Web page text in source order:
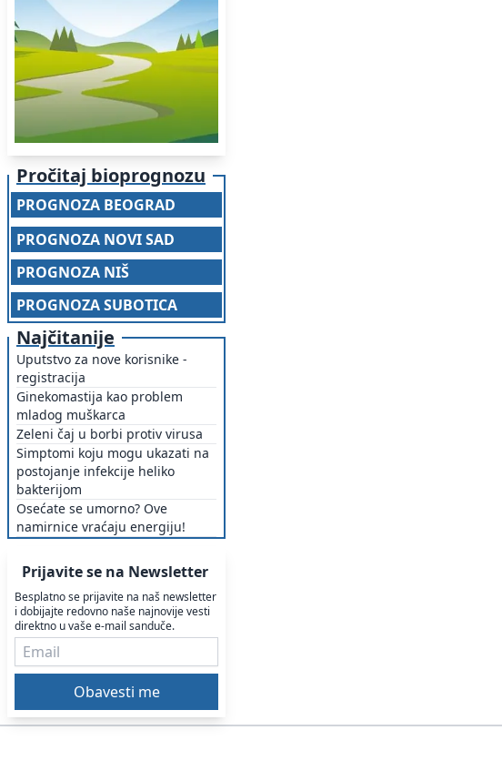
Pročitaj bioprognozu
PROGNOZA BEOGRAD
PROGNOZA NOVI SAD
PROGNOZA NIŠ
PROGNOZA SUBOTICA
Najčitanije
Uputstvo za nove korisnike -
registracija
Ginekomastija kao problem
mladog muškarca
Zeleni čaj u borbi protiv virusa
Simptomi koju mogu ukazati na
postojanje infekcije heliko
bakterijom
Osećate se umorno? Ove
namirnice vraćaju energiju!
Prijavite se na Newsletter
Besplatno se prijavite na naš newsletter
i dobijajte redovno naše najnovije vesti
direktno u vaše e-mail sanduče.